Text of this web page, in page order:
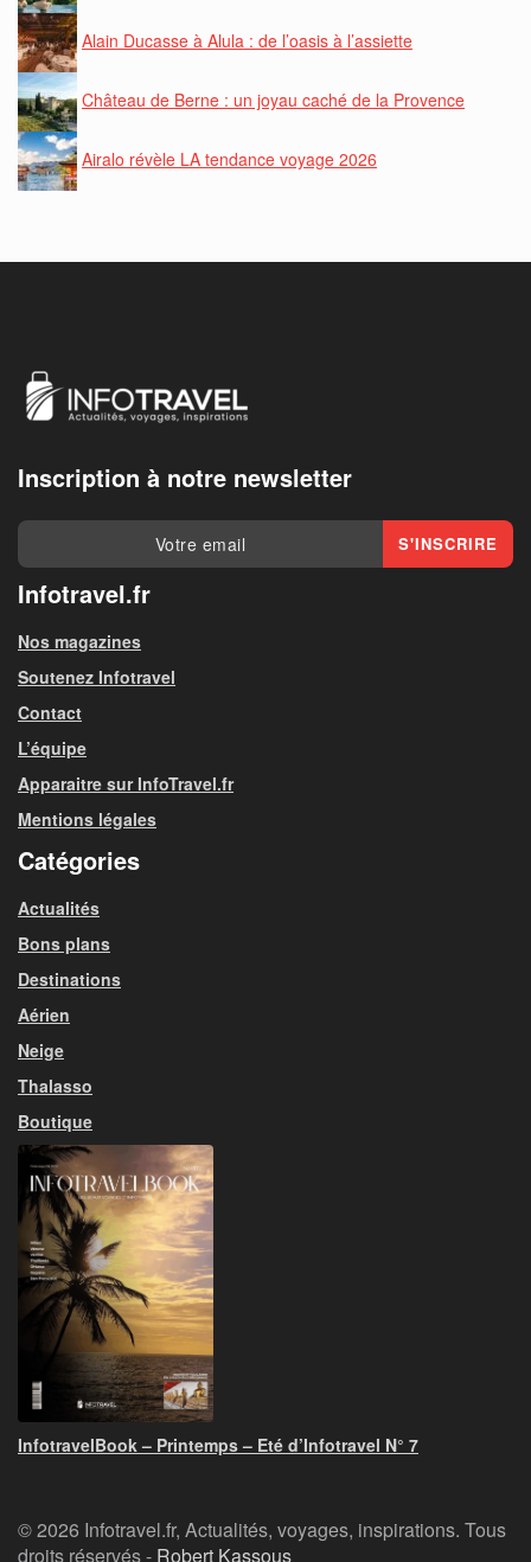
Alain Ducasse à Alula : de l’oasis à l’assiette
Château de Berne : un joyau caché de la Provence
Airalo révèle LA tendance voyage 2026
Inscription à notre newsletter
Infotravel.fr
Nos magazines
Soutenez Infotravel
Contact
L’équipe
Apparaitre sur InfoTravel.fr
Mentions légales
Catégories
Actualités
Bons plans
Destinations
Aérien
Neige
Thalasso
Boutique
InfotravelBook – Printemps – Eté d’Infotravel N° 7
© 2026 Infotravel.fr, Actualités, voyages, inspirations. Tous
droits réservés - Robert Kassous